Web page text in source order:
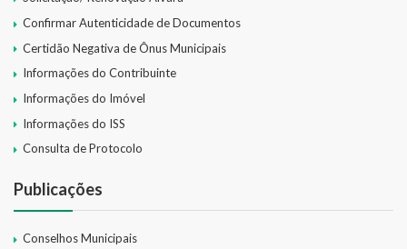
Confirmar Autenticidade de Documentos
Certidão Negativa de Ônus Municipais
Informações do Contribuinte
Informações do Imóvel
Informações do ISS
Consulta de Protocolo
Publicações
Conselhos Municipais